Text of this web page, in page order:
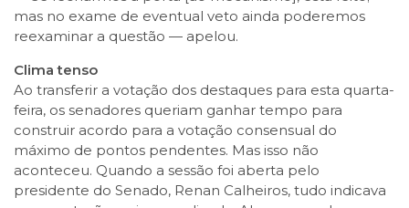
mas no exame de eventual veto ainda poderemos
reexaminar a questão — apelou.
Clima tenso
Ao transferir a votação dos destaques para esta quarta-
feira, os senadores queriam ganhar tempo para
construir acordo para a votação consensual do
máximo de pontos pendentes. Mas isso não
aconteceu. Quando a sessão foi aberta pelo
presidente do Senado, Renan Calheiros, tudo indicava